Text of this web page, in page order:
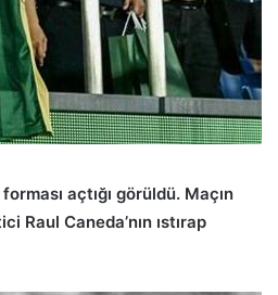
açtığı görüldü. Maçın
Raul Caneda’nın ıstırap